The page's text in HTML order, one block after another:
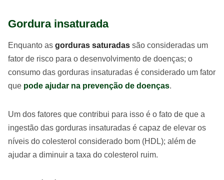
Gordura insaturada
Enquanto as gorduras saturadas são consideradas um
fator de risco para o desenvolvimento de doenças; o
consumo das gorduras insaturadas é considerado um fator
que pode ajudar na prevenção de doenças.
Um dos fatores que contribui para isso é o fato de que a
ingestão das gorduras insaturadas é capaz de elevar os
níveis do colesterol considerado bom (HDL); além de
ajudar a diminuir a taxa do colesterol ruim.